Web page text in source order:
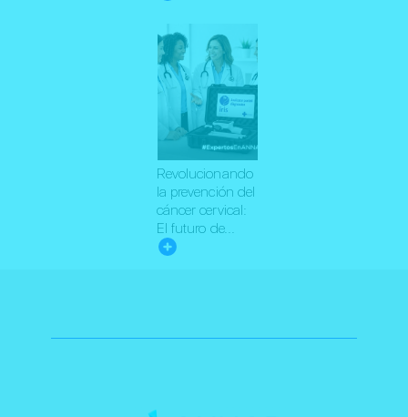
Revolucionando
la prevención del
cáncer cervical:
El futuro de...